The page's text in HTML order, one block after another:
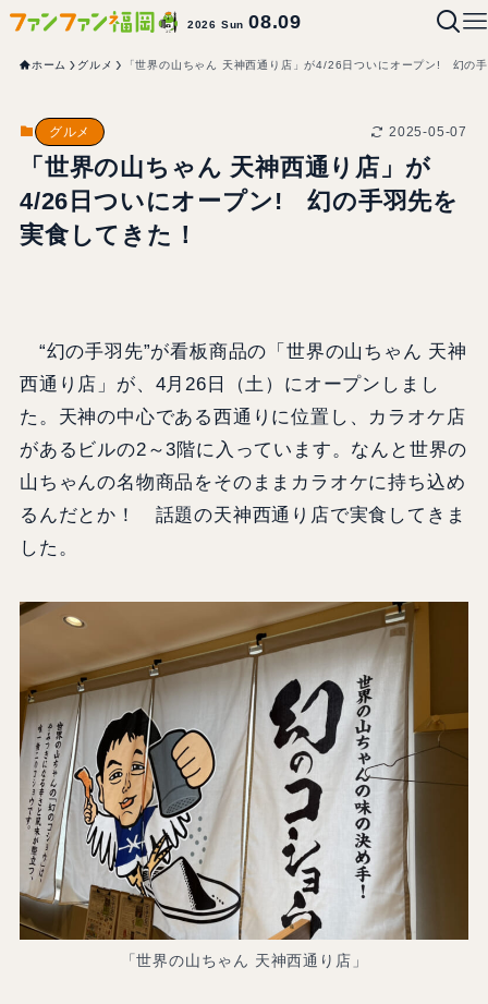
2026 Sun08.09
ホーム グルメ 「世界の山ちゃん 天神西通り店」が4/26日ついにオープン! 幻の
グルメ 2025-05-07
「世界の山ちゃん 天神西通り店」が
4/26日ついにオープン! 幻の手羽先を
実食してきた！
“幻の手羽先”が看板商品の「世界の山ちゃん 天神
西通り店」が、4月26日（土）にオープンしまし
た。天神の中心である西通りに位置し、カラオケ店
があるビルの2～3階に入っています。なんと世界の
山ちゃんの名物商品をそのままカラオケに持ち込め
るんだとか！ 話題の天神西通り店で実食してきま
した。
「世界の山ちゃん 天神西通り店」